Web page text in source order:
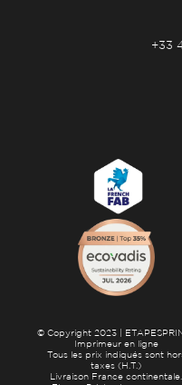
+33
© Copyright 2023 |
Imprimeur en ligne
Tous les prix indiqués sont
taxes (H.T.)
Livraison France continentale.